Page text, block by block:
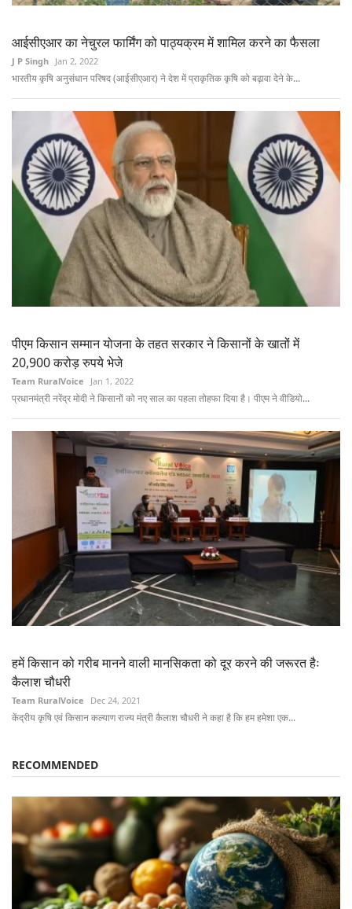
आईसीएआर का नेचुरल फार्मिंग को पाठ्यक्रम में शामिल करने का फैसला
J P Singh Jan 2, 2022
भारतीय कृषि अनुसंधान परिषद (आईसीएआर) ने देश में प्राकृतिक कृषि को बढ़ावा देने के...
पीएम किसान सम्मान योजना के तहत सरकार ने किसानों के खातों में
20,900 करोड़ रुपये भेजे
Team RuralVoice Jan 1, 2022
प्रधानमंत्री नरेंद्र मोदी ने किसानों को नए साल का पहला तोहफा दिया है। पीएम ने वीडियो...
हमें किसान को गरीब मानने वाली मानसिकता को दूर करने की जरूरत हैः
कैलाश चौधरी
Team RuralVoice Dec 24, 2021
केंद्रीय कृषि एवं किसान कल्याण राज्य मंत्री कैलाश चौधरी ने कहा है कि हम हमेशा एक...
RECOMMENDED